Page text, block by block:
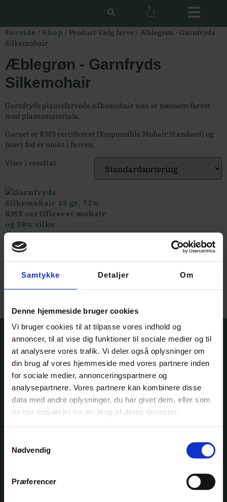
Samtykke Detaljer Om
Denne hjemmeside bruger cookies
Vi bruger cookies til at tilpasse vores indhold og
annoncer, til at vise dig funktioner til sociale medier og til
at analysere vores trafik. Vi deler også oplysninger om
din brug af vores hjemmeside med vores partnere inden
for sociale medier, annonceringspartnere og
analysepartnere. Vores partnere kan kombinere disse
data med andre oplysninger, du har givet dem, eller som
de har indsamlet fra din brug af deres tjenester.
Nødvendig
Præferencer
0
Forside / Shop / Product Vælg farve / Æblegrøn - Garnfryds
Silkemohair
Æblegrøn - Garnfryds
Silkemohair
Garnfryds plantefarvede silkemohair som er nænsom farvet
med plantemateriale.
Garnet er RMS certificeret (Responsible Mohair Standard) og
hvert fed er unikt i farven.
Viser 1 resultat
Garnfryds Silkemohair –
25 gr.
125,00kr.
kontakt@garnfryd.dk